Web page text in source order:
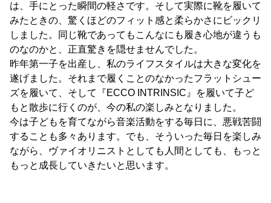
は、手にとった瞬間の軽さです。そして実際に靴を履いて
みたときの、驚くほどのフィット感と柔らかさにビックリ
しました。同じ靴であってもこんなにも履き心地が違うも
のなのかと、正直驚きを隠せませんでした。
昨年第一子を出産し、私のライフスタイルは大きな変化を
遂げました。それまで履くことのなかったフラットシュー
ズを履いて、そして『ECCO INTRINSIC』を履いて子ど
もと散歩に行くのが、今の私の楽しみとなりました。
今は子どもを育てながら音楽活動をする毎日に、悪戦苦闘
することも多々あります。でも、そういった毎日を楽しみ
ながら、ヴァイオリニストとしても人間としても、もっと
もっと成長していきたいと思います。